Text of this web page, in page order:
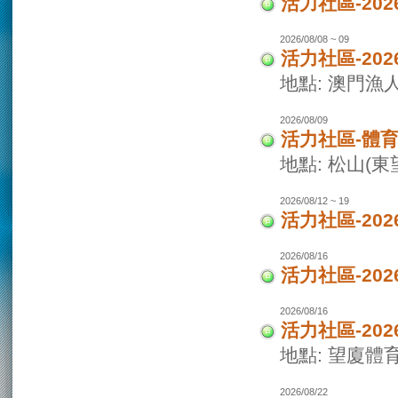
2026/08/08 ~ 09
活力社區-
地點: 澳門漁
2026/08/09
活力社區-體
地點: 松山(東
2026/08/12 ~ 19
活力社區-
2026/08/16
活力社區-
2026/08/16
活力社區-
地點: 望廈體
2026/08/22